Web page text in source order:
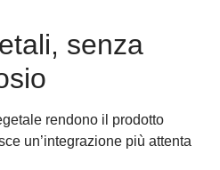
senza
rendono il prodotto
un’integrazione più attenta